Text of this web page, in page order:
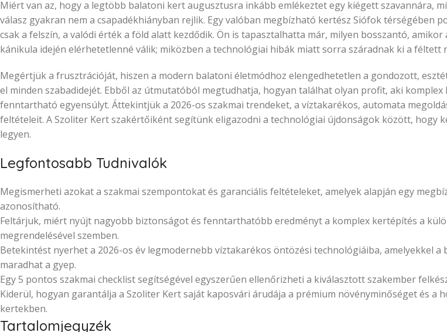
Miért van az, hogy a legtöbb balatoni kert augusztusra inkább emlékeztet egy kiégett szavannára,
válasz gyakran nem a csapadékhiányban rejlik. Egy valóban megbízható kertész Siófok térségében
csak a felszín, a valódi érték a föld alatt kezdődik. Ön is tapasztalhatta már, milyen bosszantó,
kánikula idején elérhetetlenné válik; miközben a technológiai hibák miatt sorra száradnak ki a féltett
Megértjük a frusztrációját, hiszen a modern balatoni életmódhoz elengedhetetlen a gondozott,
el minden szabadidejét. Ebből az útmutatóból megtudhatja, hogyan találhat olyan profit, aki
fenntartható egyensúlyt. Áttekintjük a 2026-os szakmai trendeket, a víztakarékos, automata
feltételeit. A Szoliter Kert szakértőiként segítünk eligazodni a technológiai újdonságok között, hogy
legyen.
Legfontosabb Tudnivalók
Megismerheti azokat a szakmai szempontokat és garanciális feltételeket, amelyek alapján egy
azonosítható.
Feltárjuk, miért nyújt nagyobb biztonságot és fenntarthatóbb eredményt a komplex kertépítés a
megrendelésével szemben.
Betekintést nyerhet a 2026-os év legmodernebb víztakarékos öntözési technológiáiba, amelyekkel a
maradhat a gyep.
Egy 5 pontos szakmai checklist segítségével egyszerűen ellenőrizheti a kiválasztott szakember
Kiderül, hogyan garantálja a Szoliter Kert saját kaposvári árudája a prémium növényminőséget és a
kertekben.
Tartalomjegyzék